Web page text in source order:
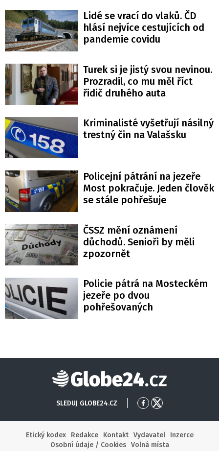
Lidé se vrací do vlaků. ČD
hlásí nejvíce cestujících od
pandemie covidu
Turek si je jistý svou nevinou.
Prozradil, co mu měl říct
řidič druhého auta
Kriminalisté vyšetřují násilný
trestný čin na Valašsku
Policejní pátrání na jezeře
Most pokračuje. Jeden člověk
se stále pohřešuje
ČSSZ mění oznámení
důchodů. Senioři by měli
zpozornět
Policie pátrá na Mosteckém
jezeře po dvou
pohřešovaných
Globe24
SLEDUJ GLOBE24.CZ
Přejít
Facebook
Přejít
X
Etický kodex
Redakce Kontakt Vydavatel
Inzerce
Osobní údaje / Cookies
Volná místa